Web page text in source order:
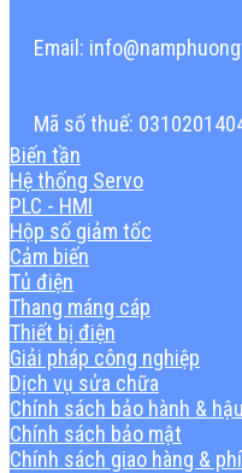
Email:
Mã số thuế:
Biến tần
Hệ thống Servo
PLC - HMI
Hộp số giảm tốc
Cảm biến
Tủ điện
Thang máng cáp
Thiết bị điện
Giải pháp công nghiệp
Dịch vụ sửa chữa
Chính sách bảo hành &
Chính sách bảo mật
Chính sách giao hàng &